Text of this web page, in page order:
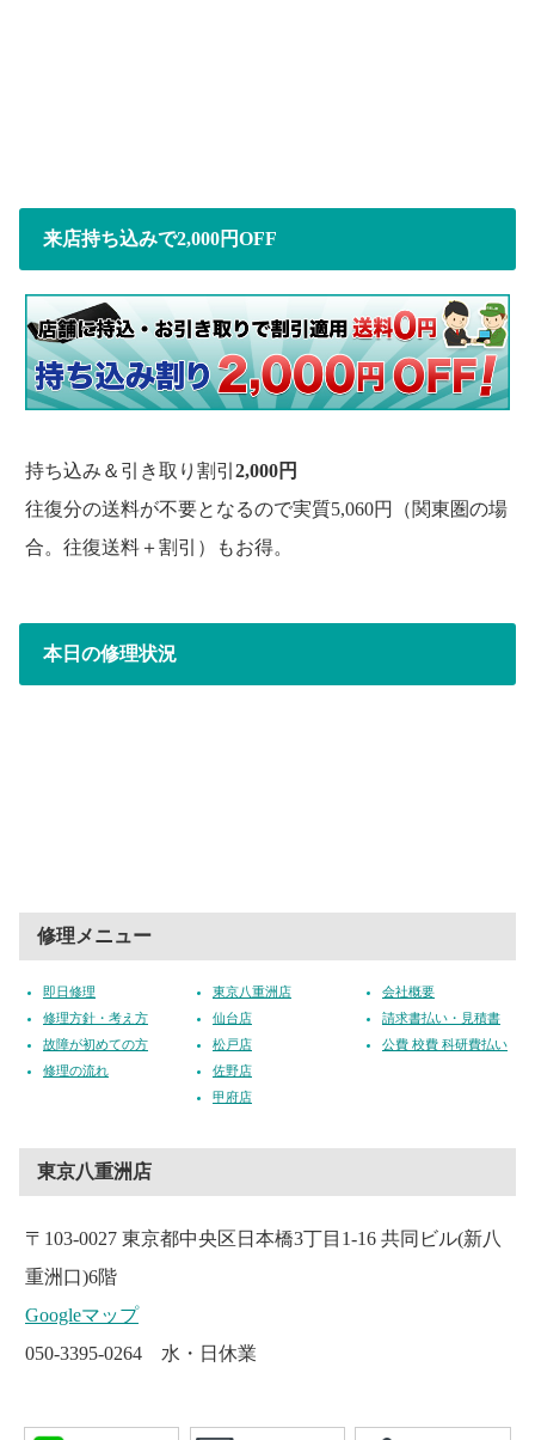
来店持ち込みで2,000円OFF
持ち込み＆引き取り割引 2,000円
往復分の送料が不要となるので実質5,060円（関東圏の場
合。往復送料＋割引）もお得。
本日の修理状況
修理メニュー
即日修理
修理方針・考え方
故障が初めての方
修理の流れ
東京八重洲店
仙台店
松戸店
佐野店
甲府店
会社概要
請求書払い・見積書
公費 校費 科研費払い
東京八重洲店
〒103-0027 東京都中央区日本橋3丁目1-16 共同ビル(新八
重洲口)6階
Googleマップ
050-3395-0264 水・日休業